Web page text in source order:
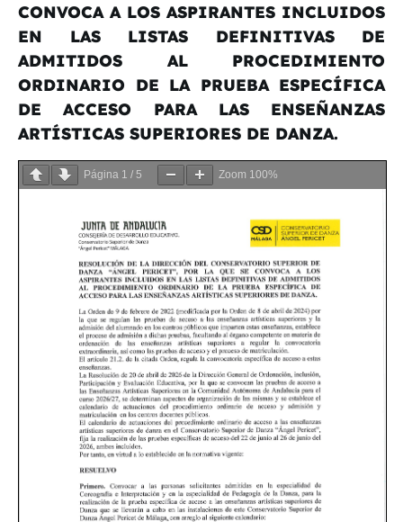
CONVOCA A LOS ASPIRANTES INCLUIDOS
EN LAS LISTAS DEFINITIVAS DE
ADMITIDOS AL PROCEDIMIENTO
ORDINARIO DE LA PRUEBA ESPECÍFICA
DE ACCESO PARA LAS ENSEÑANZAS
ARTÍSTICAS SUPERIORES DE DANZA.
Página 1 / 5 Zoom 100%